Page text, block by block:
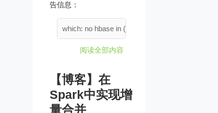
告信息：
which: no hbase in (/o ......
阅读全部内容
【博客】在
Spark中实现增
量合并